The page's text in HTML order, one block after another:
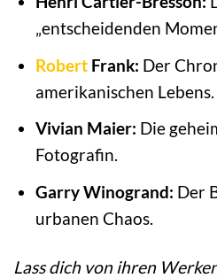
„entscheidenden
RobertFrank: Der
amerikanischen Lebens.
Vivian Maier: Die
Fotografin.
Garry Winogrand: Der
urbanen Chaos.
Lass dich von ihren